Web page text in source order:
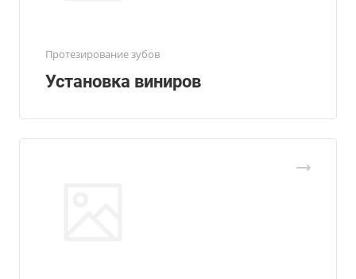
Протезирование зубов
Установка виниров